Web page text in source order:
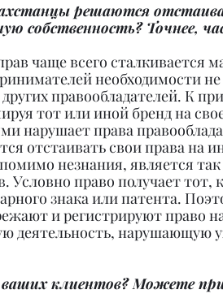
решаются
собственность? Точнее,
чаще всего сталкивается
необходимости
правообладателей. К
тот или иной бренд на
нарушает права
отстаивать свои права на
незнания, является
Условно право получает тот,
знака или патента.
и регистрируют право
деятельность, нарушающую
клиентов? Можете